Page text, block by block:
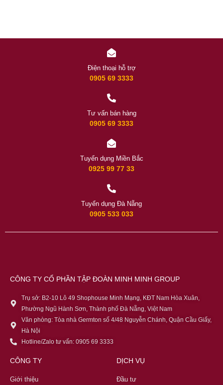
Điện thoại hỗ trợ
0905 69 3333
Tư vấn bán hàng
0905 69 3333
Tuyển dụng Miền Bắc
0925 99 77 33
Tuyển dụng Đà Nẵng
0905 533 033
CÔNG TY CỔ PHẦN TẬP ĐOÀN MINH MINH GROUP
Trụ sở: B2-10 Lô 49 Shophouse Minh Mạng, KĐT Nam Hòa Xuân,
Phường Ngũ Hành Sơn, Thành phố Đà Nẵng, Việt Nam
Văn phòng: Tòa nhà Germton số 4/48 Nguyễn Chánh, Quận Cầu Giấy,
Hà Nội
Hotline/Zalo tư vấn: 0905 69 3333
CÔNG TY
Giới thiệu
DỊCH VỤ
Đầu tư